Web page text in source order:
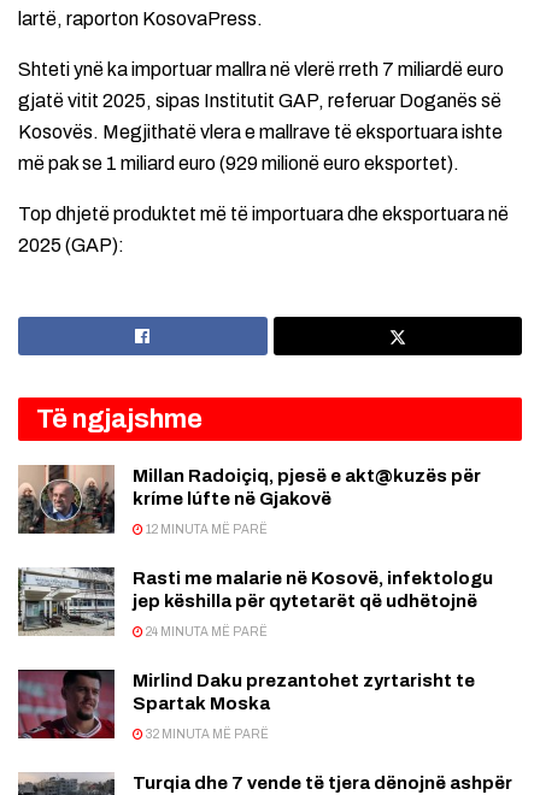
lartë, raporton KosovaPress.
Shteti ynë ka importuar mallra në vlerë rreth 7 miliardë euro
gjatë vitit 2025, sipas Institutit GAP, referuar Doganës së
Kosovës. Megjithatë vlera e mallrave të eksportuara ishte
më pak se 1 miliard euro (929 milionë euro eksportet).
Top dhjetë produktet më të importuara dhe eksportuara në
2025 (GAP):
Të ngjajshme
Millan Radoiçiq, pjesë e akt@kuzës për
kríme lúfte në Gjakovë
12 MINUTA MË PARË
Rasti me malarie në Kosovë, infektologu
jep këshilla për qytetarët që udhëtojnë
24 MINUTA MË PARË
Mirlind Daku prezantohet zyrtarisht te
Spartak Moska
32 MINUTA MË PARË
Turqia dhe 7 vende të tjera dënojnë ashpër